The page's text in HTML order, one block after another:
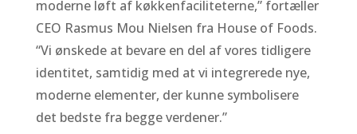
moderne løft af køkkenfaciliteterne,” fortæller
CEO Rasmus Mou Nielsen fra House of Foods.
“Vi ønskede at bevare en del af vores tidligere
identitet, samtidig med at vi integrerede nye,
moderne elementer, der kunne symbolisere
det bedste fra begge verdener.”